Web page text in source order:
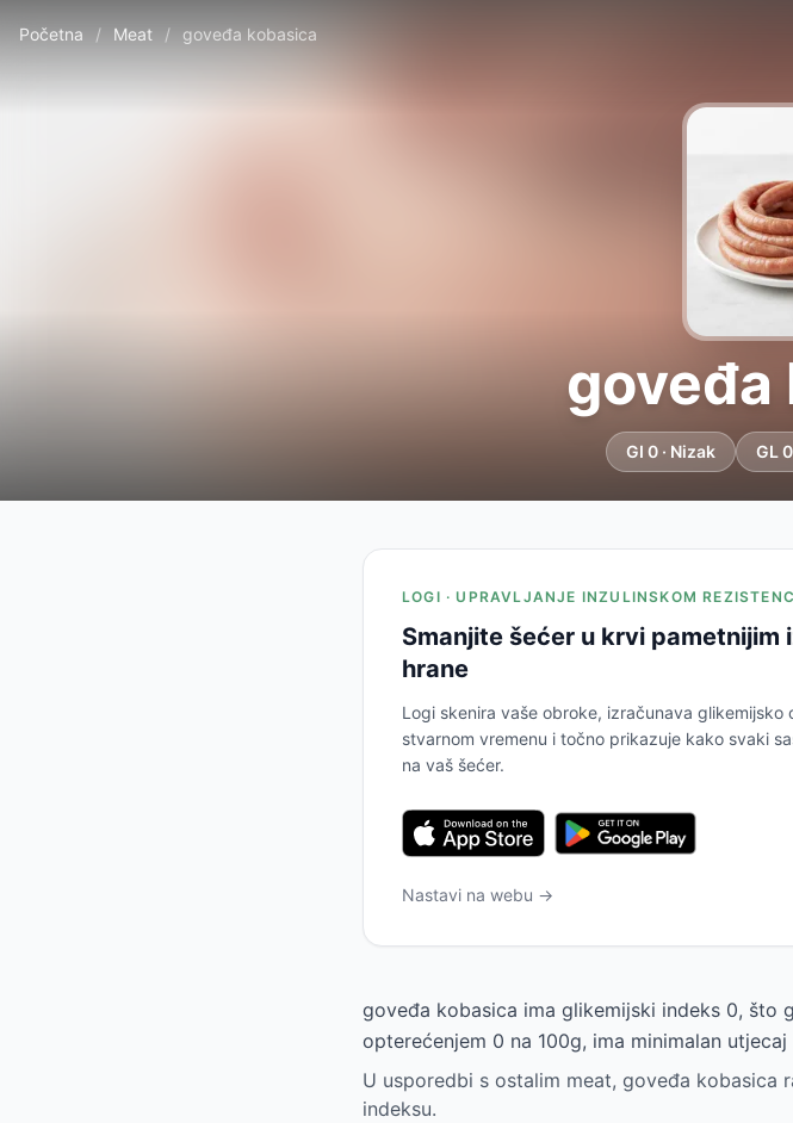
Početna / Meat / goveđa kobasica
goveđa
GI 0 · Nizak GL
LOGI · UPRAVLJANJE INZULINSKOM
Smanjite šećer u krvi pametnijim
hrane
Logi skenira vaše obroke, izračunava glikemijsko
stvarnom vremenu i točno prikazuje kako svaki
na vaš šećer.
Nastavi na webu →
goveđa kobasica ima glikemijski indeks 0, što
opterećenjem 0 na 100g, ima minimalan
U usporedbi s ostalim meat, goveđa kobasica
indeksu.